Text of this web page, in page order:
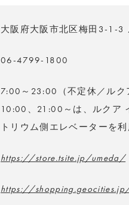
大阪府大阪市北区梅田3-1-3
06-4799-1800
7:00～23:00（不定休／ルク
10:00、21:00～は、ルクア
トリウム側エレベーターを
https://store.tsite.jp/umeda/
https://